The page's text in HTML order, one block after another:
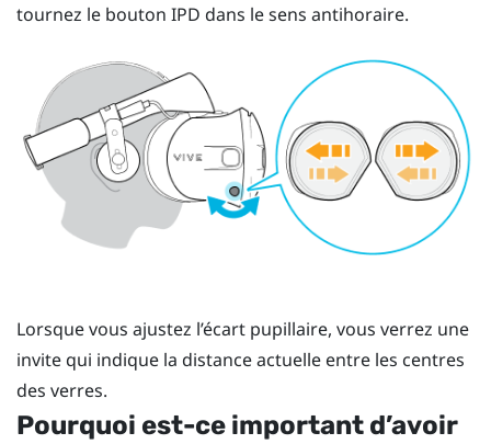
tournez le bouton IPD dans le sens antihoraire.
Lorsque vous ajustez l’écart pupillaire, vous verrez une
invite qui indique la distance actuelle entre les centres
des verres.
Pourquoi est-ce important d’avoir